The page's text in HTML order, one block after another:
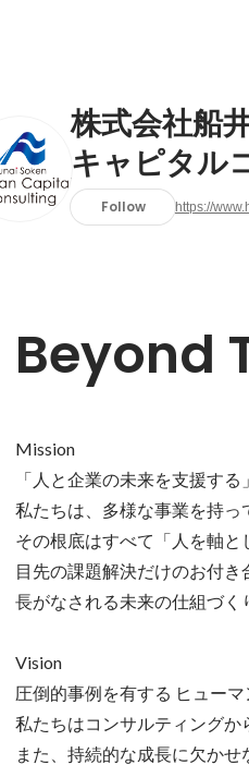
株式会社船
キャピタル
Follow https://
Beyond
Mission
「人と企業の未来を支援する」
私たちは、多様な事業を持っ
その根底はすべて「人を軸と
目先の課題解決だけのお付
長がなされる未来の仕組づく
Vision
圧倒的事例を有する ヒュー
私たちはコンサルティングか
また、持続的な成長に欠かせ